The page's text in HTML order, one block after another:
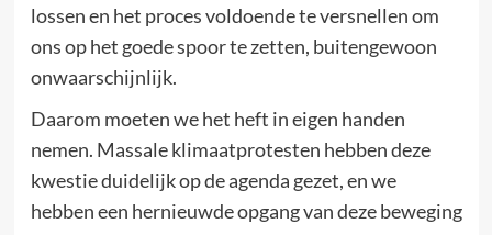
lossen en het proces voldoende te versnellen om
ons op het goede spoor te zetten, buitengewoon
onwaarschijnlijk.
Daarom moeten we het heft in eigen handen
nemen. Massale klimaatprotesten hebben deze
kwestie duidelijk op de agenda gezet, en we
hebben een hernieuwde opgang van deze beweging